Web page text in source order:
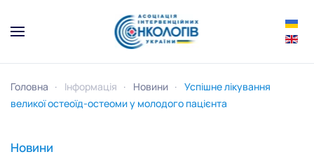
Skip to main content
Головна Інформація Новини
Успішне лікування
великої остеоїд-остеоми у молодого пацієнта
Новини